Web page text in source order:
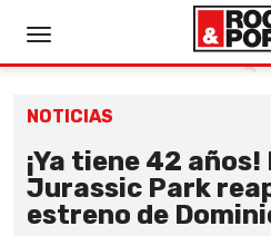
NOTICIAS
¡Ya tiene 42 años!
Jurassic Park
estreno de